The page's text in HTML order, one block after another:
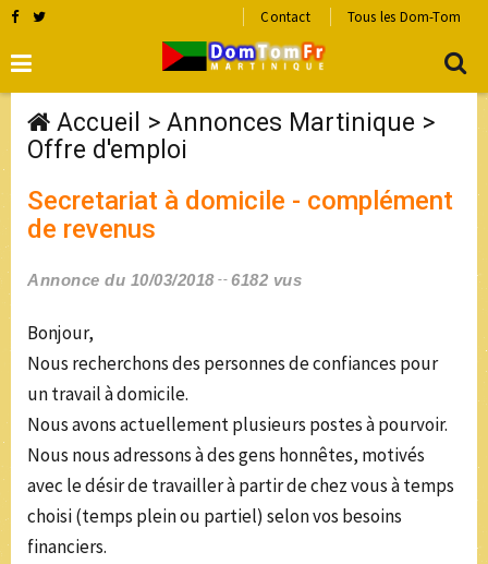
Contact Tous les Dom-Tom
Accueil > Annonces Martinique >
Offre d'emploi
Secretariat à domicile - complément
de revenus
Annonce du 10/03/2018 6182 vus
Bonjour,
Nous recherchons des personnes de confiances pour
un travail à domicile.
Nous avons actuellement plusieurs postes à pourvoir.
Nous nous adressons à des gens honnêtes, motivés
avec le désir de travailler à partir de chez vous à temps
choisi (temps plein ou partiel) selon vos besoins
financiers.